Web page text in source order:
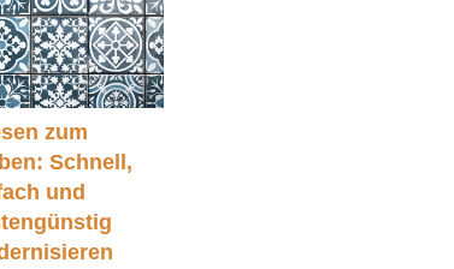
zum
Schnell,
und